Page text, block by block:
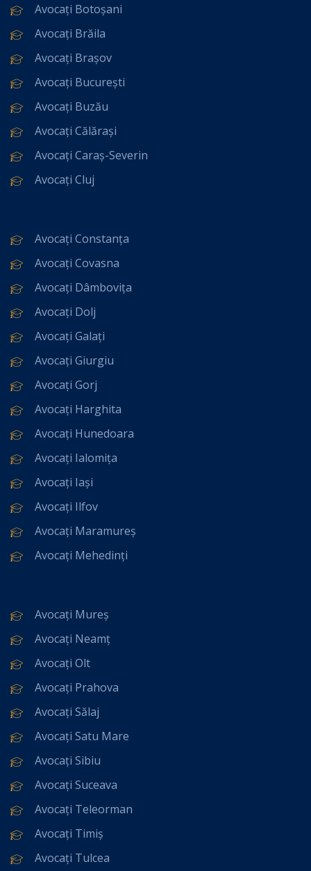
Avocați Botoșani
Avocați Brăila
Avocați Brașov
Avocați București
Avocați Buzău
Avocați Călărași
Avocați Caraș-Severin
Avocați Cluj
Avocați Constanța
Avocați Covasna
Avocați Dâmbovița
Avocați Dolj
Avocați Galați
Avocați Giurgiu
Avocați Gorj
Avocați Harghita
Avocați Hunedoara
Avocați Ialomița
Avocați Iași
Avocați Ilfov
Avocați Maramureș
Avocați Mehedinți
Avocați Mureș
Avocați Neamț
Avocați Olt
Avocați Prahova
Avocați Sălaj
Avocați Satu Mare
Avocați Sibiu
Avocați Suceava
Avocați Teleorman
Avocați Timiș
Avocați Tulcea